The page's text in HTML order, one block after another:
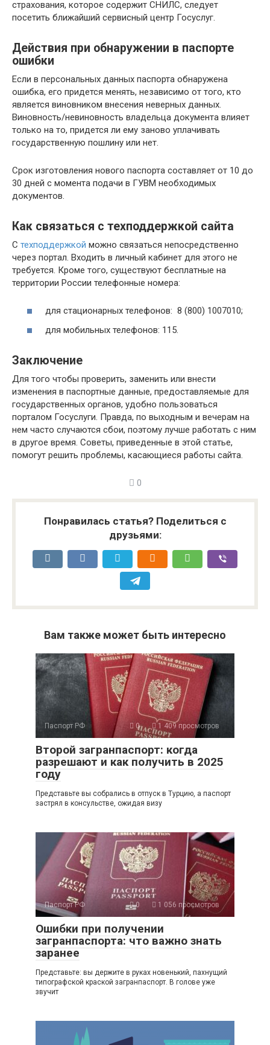
страхования, которое содержит СНИЛС, следует
посетить ближайший сервисный центр Госуслуг.
Действия при обнаружении в паспорте
ошибки
Если в персональных данных паспорта обнаружена
ошибка, его придется менять, независимо от того, кто
является виновником внесения неверных данных.
Виновность/невиновность владельца документа влияет
только на то, придется ли ему заново уплачивать
государственную пошлину или нет.
Срок изготовления нового паспорта составляет от 10 до
30 дней с момента подачи в ГУВМ необходимых
документов.
Как связаться с техподдержкой сайта
С техподдержкой можно связаться непосредственно
через портал. Входить в личный кабинет для этого не
требуется. Кроме того, существуют бесплатные на
территории России телефонные номера:
для стационарных телефонов: 8 (800) 1007010;
для мобильных телефонов: 115.
Заключение
Для того чтобы проверить, заменить или внести
изменения в паспортные данные, предоставляемые для
государственных органов, удобно пользоваться
порталом Госуслуги. Правда, по выходным и вечерам на
нем часто случаются сбои, поэтому лучше работать с ним
в другое время. Советы, приведенные в этой статье,
помогут решить проблемы, касающиеся работы сайта.
0
Понравилась статья? Поделиться с
друзьями:
Вам также может быть интересно
Паспорт РФ 0 1 409 просмотров
Второй загранпаспорт: когда
разрешают и как получить в 2025
году
Представьте вы собрались в отпуск в Турцию, а паспорт
застрял в консульстве, ожидая визу
Паспорт РФ 0 1 056 просмотров
Ошибки при получении
загранпаспорта: что важно знать
заранее
Представьте: вы держите в руках новенький, пахнущий
типографской краской загранпаспорт. В голове уже
звучит